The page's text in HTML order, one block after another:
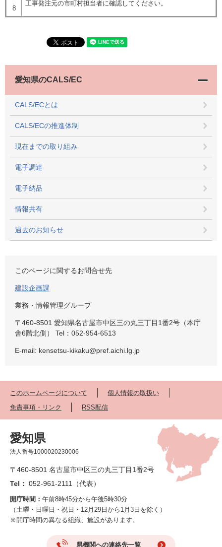
8
工事発注元の市町村担当者に確認してください。
愛知県のCALS/EC
CALS/ECとは
CALS/ECの推進体制
現在までの取り組み
電子調達
電子納品
情報共有
過去のお知らせ
このページに関するお問合せ先
建設企画課
業務・情報管理グループ
〒460-8501 愛知県名古屋市中区三の丸三丁目1番2号（本庁
舎6階北側） Tel：052-954-6513
E-mail: kensetsu-kikaku@pref.aichi.lg.jp
このホームページについて
個人情報の取扱い
免責事項・リンク
RSS配信
愛知県
法人番号1000020230006
〒460-8501 名古屋市中区三の丸三丁目1番2号
Tel： 052-961-2111（代表）
開庁時間： 午前8時45分から午後5時30分
（土曜・日曜日・祝日・12月29日から1月3日を除く）
※開庁時間の異なる組織、施設があります。
県機関への連絡先一覧